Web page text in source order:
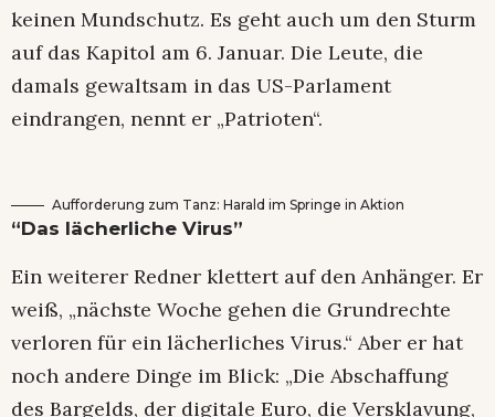
keinen Mundschutz. Es geht auch um den Sturm
auf das Kapitol am 6. Januar. Die Leute, die
damals gewaltsam in das US-Parlament
eindrangen, nennt er „Patrioten“.
Aufforderung zum Tanz: Harald im Springe in Aktion
“Das lächerliche Virus”
Ein weiterer Redner klettert auf den Anhänger. Er
weiß, „nächste Woche gehen die Grundrechte
verloren für ein lächerliches Virus.“ Aber er hat
noch andere Dinge im Blick: „Die Abschaffung
des Bargelds, der digitale Euro, die Versklavung,